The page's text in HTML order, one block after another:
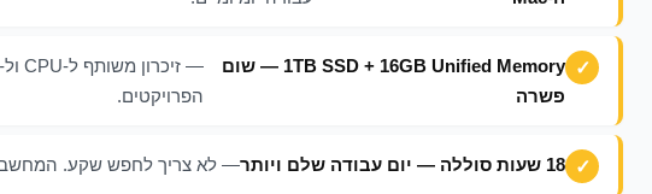
1TB SSD + 16GB Unified Memory — שום
פשרה
הפרויקטים.
18 שעות סוללה — יום עבודה שלם ויותר — לא צריך לחפש שקע. המחשב